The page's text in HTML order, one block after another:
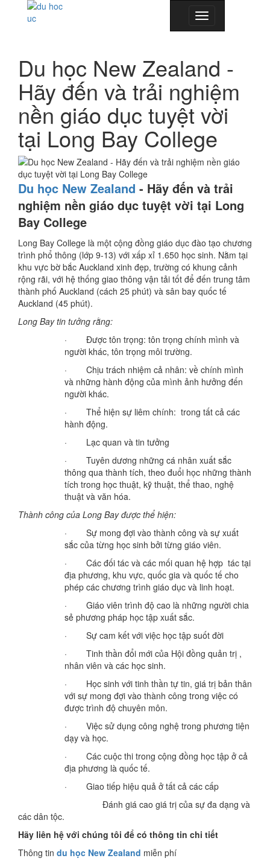
Toggle
navigation
Du học New Zealand -
Hãy đến và trải nghiệm
nền giáo dục tuyệt vời
tại Long Bay College
Du học New Zealand - Hãy đến và trải
nghiệm nền giáo dục tuyệt vời tại Long
Bay College
Long Bay College là một cộng đồng giáo dục đào tạo chương
trình phổ thông (lớp 9-13) với xấp xỉ 1.650 học sinh. Nằm tại
khu vực bờ bắc Auckland xinh đẹp, trường có khung cảnh
rộng rãi, với hệ thống giao thông vận tải tốt để đến trung tâm
thành phố Auckland (cách 25 phút) và sân bay quốc tế
Auckland (45 phút).
Long Bay tin tưởng rằng:
· Được tôn trọng: tôn trọng chính mình và
người khác, tôn trọng môi trường.
· Chịu trách nhiệm cả nhân: về chính mình
và những hành động của mình ảnh hưởng đến
người khác.
· Thể hiện sự liêm chính: trong tất cả các
hành động.
· Lạc quan và tin tưởng
· Tuyên dương những cá nhân xuất sắc
thông qua thành tích, theo đuổi học những thành
tích trong học thuật, kỹ thuật, thể thao, nghệ
thuật và văn hóa.
Thành công của Long Bay được thể hiện:
· Sự mong đợi vào thành công và sự xuất
sắc của từng học sinh bởi từng giáo viên.
· Các đối tác và các mối quan hệ hợp tác tại
địa phương, khu vực, quốc gia và quốc tế cho
phép các chương trình giáo dục và linh hoạt.
· Giáo viên trình độ cao là những người chia
sẻ phương pháp học tập xuất sắc.
· Sự cam kết với việc học tập suốt đời
· Tinh thần đổi mới của Hội đồng quản trị ,
nhân viên và các học sinh.
· Học sinh với tinh thần tự tin, giá trị bản thân
với sự mong đợi vào thành công trong việc có
được trình độ chuyên môn.
· Việc sử dụng công nghệ trong phương tiện
dạy và học.
· Các cuộc thi trong cộng đồng học tập ở cả
địa phương là quốc tế.
· Giao tiếp hiệu quả ở tất cả các cấp
Đánh giá cao giá trị của sự đa dạng và
các dân tộc.
Hãy liên hệ với chúng tôi để có thông tin chi tiết
Thông tin du học New Zealand miễn phí